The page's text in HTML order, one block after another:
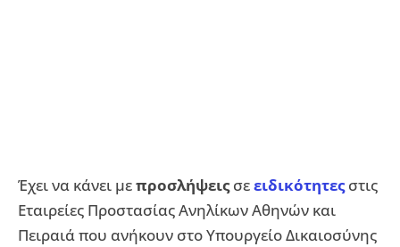
Έχει να κάνει μεπροσλήψειςσεειδικότητεςστις
Εταιρείες Προστασίας Ανηλίκων Αθηνών και
Πειραιά που ανήκουν στο Υπουργείο Δικαιοσύνης